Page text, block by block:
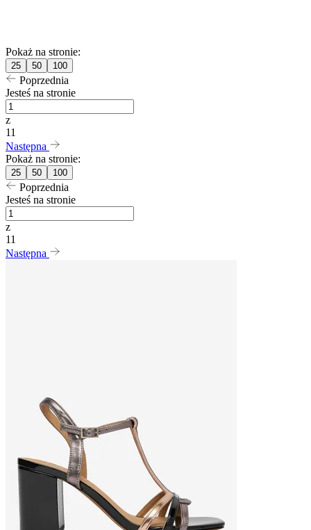
Pokaż na stronie:
25 50 100
Poprzednia
Jesteś na stronie
z
11
Następna
Pokaż na stronie:
25 50 100
Poprzednia
Jesteś na stronie
z
11
Następna